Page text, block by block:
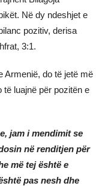
Në dy ndeshjet e
pozitiv, derisa
3:1.
Armenië, do të jetë më
luajnë për pozitën e
jam i mendimit se
në renditjen për
më tej është e
pas nesh dhe